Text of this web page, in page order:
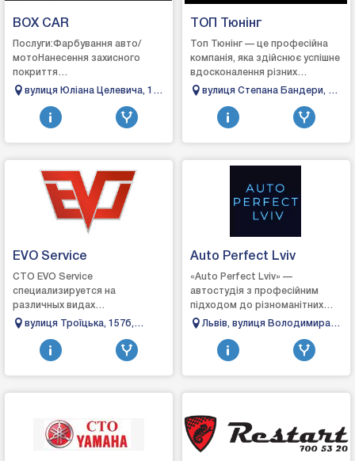
BOX CAR
Послуги:Фарбування авто/
мотоНанесення захисного
покриття
"RAPTOR"Фарбування
(сколи, царапини,
потертості)РихтовкаПайкаОбро...
вулиця Юліана Целевича, 18,
Івано-Франківськ, Івано-
Франківська область
ТОП Тюнінг
Топ Тюнінг — це професійна
компанія, яка здійснює успішне
вдосконалення різних
автомобілів, щоб
вибагливих клієнтів. ...
вулиця Степана Бандери, 62,
Івано-Франківськ, Івано-
Франківська область
EVO Service
СТО EVO Service
специализируется на
различных видах
тюнинга.Также выполняет
и малярно-кузовные.Работу
выполняют мастера ...
вулиця Троїцька, 157б,
Миколаїв, Миколаївська
область
Auto Perfect Lviv
«Auto Perfect Lviv» —
автостудія з професійним
підходом до різноманітних
питань технічного характеру,
автомобіля та додатк...
Львів, вулиця Володимира
Антоновича, 70